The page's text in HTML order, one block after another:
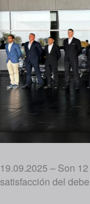
19.09.2025 – Son
satisfacción del